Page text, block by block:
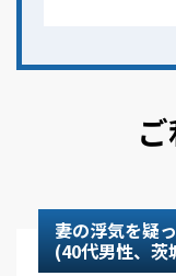
妻の浮気を疑
(40代男性、茨